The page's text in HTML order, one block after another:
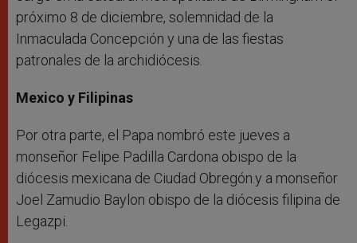
próximo 8 de diciembre, solemnidad de la
Inmaculada Concepción y una de las fiestas
patronales de la archidiócesis.
Mexico y Filipinas
Por otra parte, el Papa nombró este jueves a
monseñor Felipe Padilla Cardona obispo de la
diócesis mexicana de Ciudad Obregón.y a monseñor
Joel Zamudio Baylon obispo de la diócesis filipina de
Legazpi.